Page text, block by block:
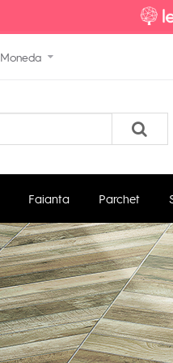
Moneda
Faianta Parchet